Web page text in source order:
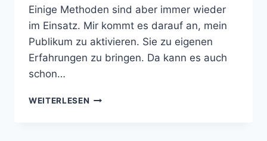
Einige Methoden sind aber immer wieder
im Einsatz. Mir kommt es darauf an, mein
Publikum zu aktivieren. Sie zu eigenen
Erfahrungen zu bringen. Da kann es auch
schon…
WEITERLESEN METHODEN-